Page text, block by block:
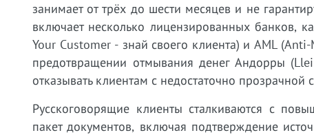
занимает от трёх до шести месяцев и не
включает несколько лицензированных банков,
Your Customer - знай своего клиента) и AML
предотвращении отмывания денег Андорры
отказывать клиентам с недостаточно
Русскоговорящие клиенты сталкиваются с
пакет документов, включая подтверждение